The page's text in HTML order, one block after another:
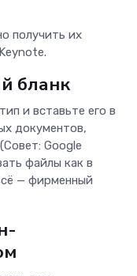
получить их
бланк
и вставьте его в
документов,
Google
файлы как в
— фирменный